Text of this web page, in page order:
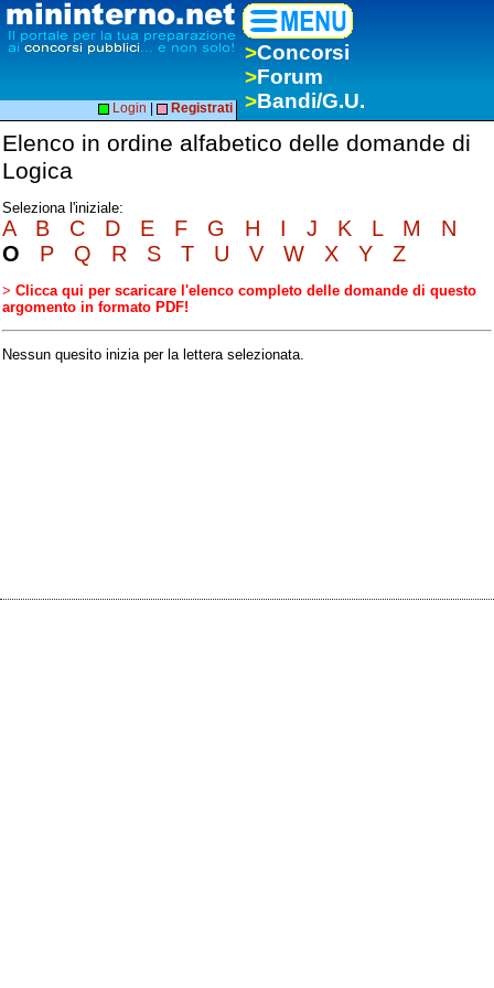
>Concorsi
>Forum
>Bandi/G.U.
Login Registrati
Elenco in ordine alfabetico delle domande di
Logica
Seleziona l'iniziale:
A B C D E F G H I J K L M
N
O
P Q R S T U V W X Y Z
> Clicca qui per scaricare l'elenco completo delle domande di questo
argomento in formato PDF!
Nessun quesito inizia per la lettera selezionata.